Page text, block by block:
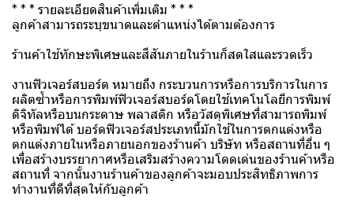
* * * รายละเอียดสินค้าเพิ่มเติม * * *
ลูกค้าสามารถระบุขนาดและตำแหน่งได้ตามต้องการ
ร้านค้าใช้ทักษะพิเศษและสีสันภายในร้านก็สดใสและรวดเร็ว
งานฟิวเจอร์สบอร์ด หมายถึง กระบวนการหรือการบริการในการ
ผลิตซ้ำหรือการพิมพ์ฟิวเจอร์สบอร์ดโดยใช้เทคโนโลยีการพิมพ์
ดิจิทัลหรือบนกระดาษ พลาสติก หรือวัสดุพิเศษที่สามารถพิมพ์
หรือพิมพ์ได้ บอร์ดฟิวเจอร์สประเภทนี้มักใช้ในการตกแต่งหรือ
ตกแต่งภายในหรือภายนอกของร้านค้า บริษัท หรือสถานที่อื่น ๆ
เพื่อสร้างบรรยากาศหรือเสริมสร้างความโดดเด่นของร้านค้าหรือ
สถานที่ จากนั้นงานร้านค้าของลูกค้าจะมอบประสิทธิภาพการ
ทำงานที่ดีที่สุดให้กับลูกค้า